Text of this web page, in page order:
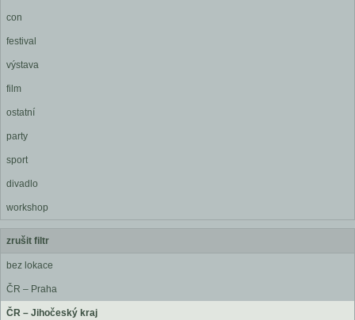
con
festival
výstava
film
ostatní
party
sport
divadlo
workshop
zrušit filtr
bez lokace
ČR – Praha
ČR – Jihočeský kraj